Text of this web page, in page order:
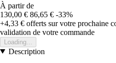
À partir de
130,00 € 86,65 € -33%
+4,33 € offerts sur votre prochaine
validation de votre commande
Loading...
Description